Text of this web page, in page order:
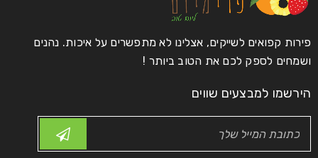
ספט 0
8933 פרימיום
פירות קפואים לשייקים, אצלינו לא מתפשרים על איכות. נהנים
ושמחים לספק לכם את הטוב ביותר !
הירשמו למבצעים שווים